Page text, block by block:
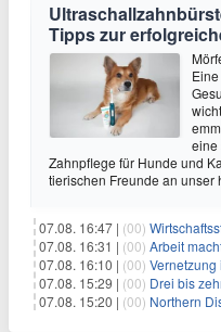
Tipps zur
eine
Zahnpflege für Hunde und
tierischen Freunde an unser
07.08. 16:47 | (00)
07.08. 16:31 | (00) Arbeit
07.08. 16:10 | (00) Vernetzung in
07.08. 15:29 | (00) Drei bis zehn
07.08. 15:20 | (00) Northern Discovery